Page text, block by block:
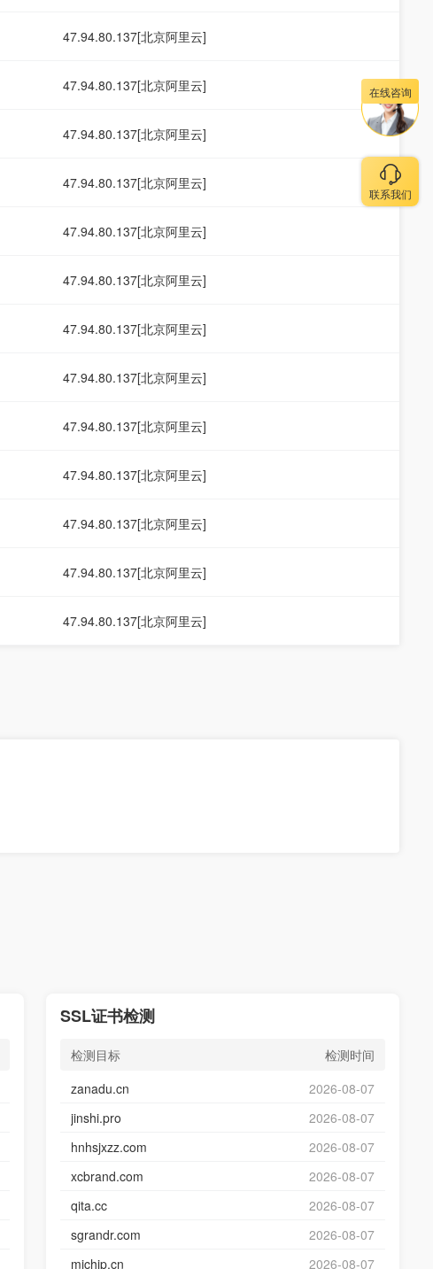
47.94.80.137[北京阿里云]
47.94.80.137[北京阿里云]
47.94.80.137[北京阿里云]
47.94.80.137[北京阿里云]
47.94.80.137[北京阿里云]
47.94.80.137[北京阿里云]
47.94.80.137[北京阿里云]
47.94.80.137[北京阿里云]
47.94.80.137[北京阿里云]
47.94.80.137[北京阿里云]
47.94.80.137[北京阿里云]
47.94.80.137[北京阿里云]
47.94.80.137[北京阿里云]
SSL证书检测
检测目标
检测时间
zanadu.cn
2026-08-07
jinshi.pro
2026-08-07
hnhsjxzz.com
2026-08-07
xcbrand.com
2026-08-07
qita.cc
2026-08-07
sgrandr.com
2026-08-07
michip.cn
2026-08-07
在线咨询
联系我们